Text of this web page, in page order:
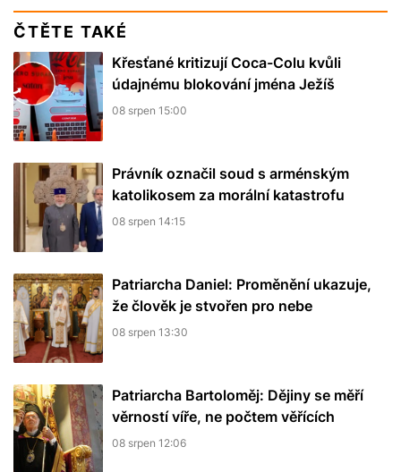
ČTĚTE TAKÉ
Křesťané kritizují Coca-Colu kvůli
údajnému blokování jména Ježíš
08 srpen 15:00
Právník označil soud s arménským
katolikosem za morální katastrofu
08 srpen 14:15
Patriarcha Daniel: Proměnění ukazuje,
že člověk je stvořen pro nebe
08 srpen 13:30
Patriarcha Bartoloměj: Dějiny se měří
věrností víře, ne počtem věřících
08 srpen 12:06